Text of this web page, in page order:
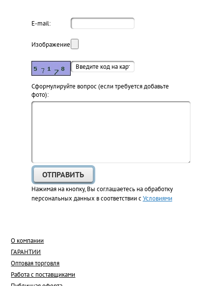
E-mail:
Изображение:
Cформулируйте вопрос (если требуется добавьте
фото):
Нажимая на кнопку, Вы соглашаетесь на обработку
персональных данных в соответствии сУсловиями
О компании
ГАРАНТИИ
Оптовая торговля
Работа с поставщиками